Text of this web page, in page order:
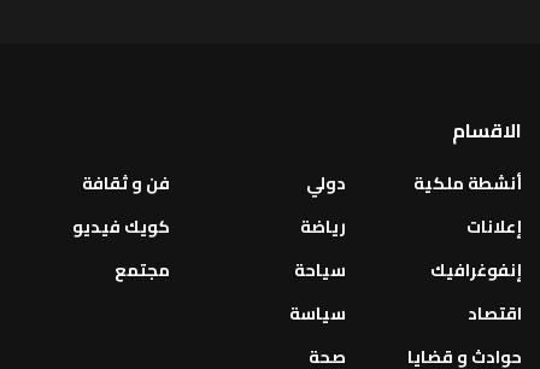
الاقسام
أنشطة ملكية
إعلانات
إنفوغرافيك
اقتصاد
حوادث و قضايا
دولي
رياضة
سياحة
سياسة
صحة
فن و ثقافة
كويك فيديو
مجتمع